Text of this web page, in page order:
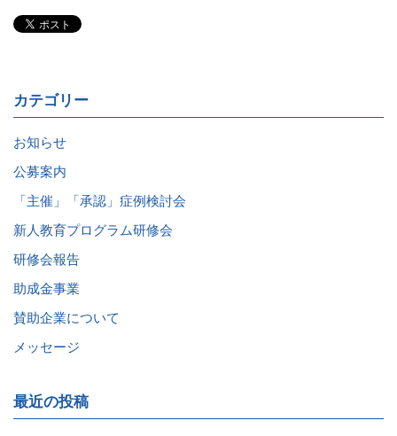
カテゴリー
お知らせ
公募案内
「主催」「承認」症例検討会
新人教育プログラム研修会
研修会報告
助成金事業
賛助企業について
メッセージ
最近の投稿